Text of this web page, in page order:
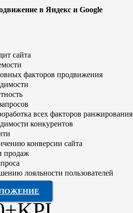
в Яндекс и Google
сайта
факторов продвижения
всех факторов ранжирования
конкурентов
конверсии сайта
продаж
лояльности пользователей